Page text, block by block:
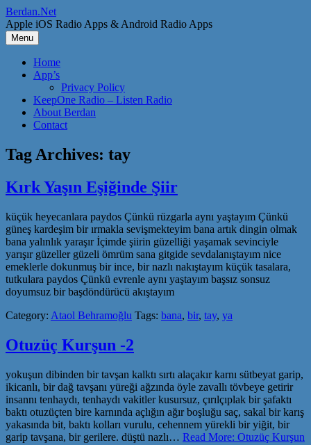
Skip
to
content
Berdan.Net
Apple iOS Radio Apps & Android Radio Apps
Menu
Home
App’s
Privacy Policy
KeepOne Radio – Listen Radio
About Berdan
Contact
Tag Archives: tay
Kırk Yaşın Eşiğinde Şiir
küçük heyecanlara paydos Çünkü rüzgarla aynı yaştayım Çünkü
güneş kardeşim bir ırmakla sevişmekteyim bana artık dingin olmak
bana yalınlık yaraşır İçimde şiirin güzelliği yaşamak sevinciyle
yarışır güzeller güzeli ömrüm sana gitgide sevdalanıştayım nice
emeklerle dokunmuş bir ince, bir nazlı nakıştayım küçük tasalara,
tutkulara paydos Çünkü evrenle aynı yaştayım başsız sonsuz
doyumsuz bir başdöndürücü akıştayım
Category: Ataol Behramoğlu Tags: bana, bir, tay, ya
Otuzüç Kurşun -2
yokuşun dibinden bir tavşan kalktı sırtı alaçakır karnı sütbeyat garip,
ikicanlı, bir dağ tavşanı yüreği ağzında öyle zavallı tövbeye getirir
insannı tenhaydı, tenhaydı vakitler kusursuz, çırılçıplak bir şafaktı
baktı otuzüçten bire karnında açlığın ağır boşluğu saç, sakal bir karış
yakasında bit, baktı kolları vurulu, cehennem yürekli bir yiğit, bir
garip tavşana, bir gerilere. düştü nazlı… Read More: Otuzüç Kurşun